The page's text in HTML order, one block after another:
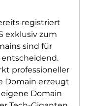
registriert
exklusiv zum
sind für
professioneller
Domain erzeugt
Domain